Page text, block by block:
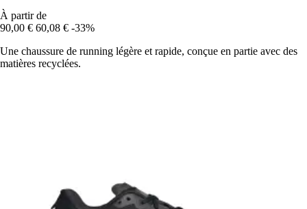
À partir de
90,00 € 60,08 € -33%
Une chaussure de running légère et rapide, conçue en partie avec des
matières recyclées.